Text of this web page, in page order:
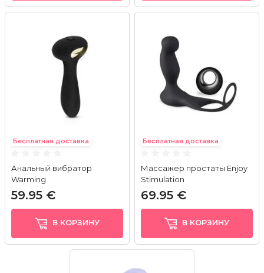
Бесплатная доставка
Анальный вибратор
Warming
59.95 €
В КОРЗИНУ
Бесплатная доставка
Массажер простаты Enjoy
Stimulation
69.95 €
В КОРЗИНУ